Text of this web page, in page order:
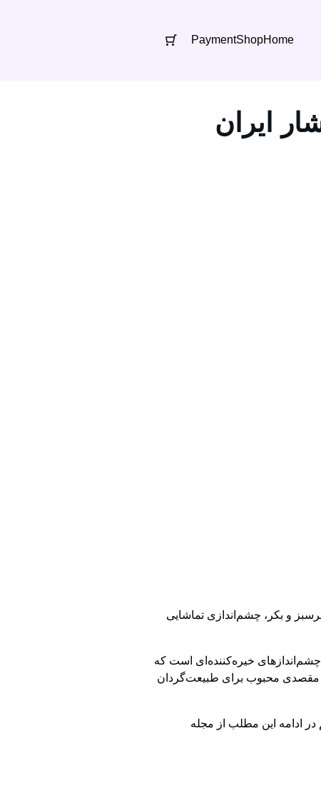
Home
Shop
Payment
ایران
و بکر، چشم‌اندازی تماشایی
چشم‌اندازهای خیره‌کننده‌ای است که
مقصدی محبوب برای طبیعت‌گردان
ادامه این مطلب از مجله